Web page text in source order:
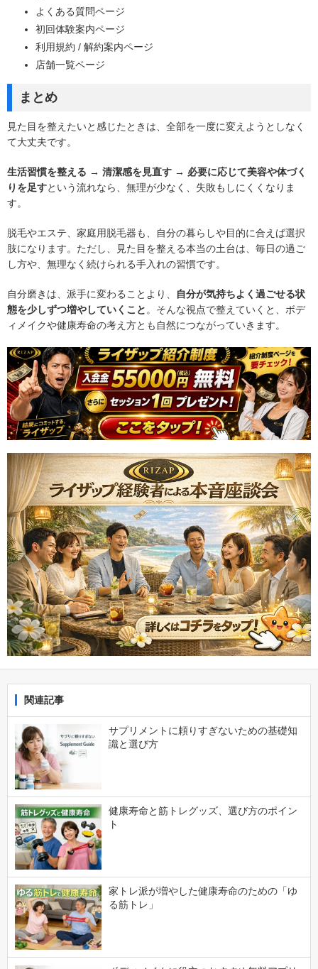
よくある質問ページ
初回体験案内ページ
利用規約 / 解約案内ページ
店舗一覧ページ
まとめ
見た目を整えたいと感じたときは、全部を一度に変えようとしなく
て大丈夫です。
生活習慣を整える → 清潔感を見直す → 必要に応じて美容や体づく
りを足すという流れなら、無理が少なく、失敗もしにくくなりま
す。
脱毛やエステ、家庭用脱毛器も、自分の暮らしや目的に合えば選択
肢になります。ただし、見た目を整える本当の土台は、毎日の過ご
し方や、無理なく続けられる手入れの習慣です。
自分磨きは、派手に変わることより、
自分が気持ちよく過ごせる状
態を少しずつ増やしていくこと 。そんな視点で整えていくと、ボデ
ィメイクや健康寿命の考え方とも自然につながっていきます。
関連記事
サプリメントに頼りすぎないための基礎知
識と選び方
健康寿命と筋トレグッズ、選び方のポイン
ト
家トレ派が増やした健康寿命のための「ゆ
る筋トレ」